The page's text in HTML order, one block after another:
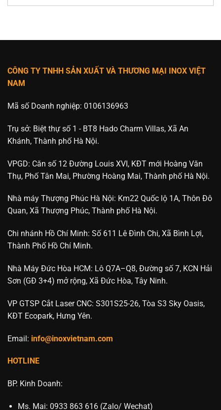
CÔNG TY TNHH SẢN XUẤT VÀ THƯƠNG MẠI INOX VIỆT
NAM
Mã số Doanh nghiệp: 0106136963
Trụ sở: Biệt thự số 1 - BT8 Hado Charm Villas, Xã An
Khánh, Thành phố Hà Nội.
VPGD: Căn số 12 Đường Louis XVI, KĐT mới Hoàng Văn
Thụ, Phố Tân Mai, Phường Hoàng Mai, Thành phố Hà Nội.
Nhà máy Thượng Phúc Hà Nội: Km22 Quốc lộ 1A, Thôn Đô
Quan, Xã Thượng Phúc, Thành phố Hà Nội.
Chi nhánh Hồ Chí Minh: Số 611 Lê Đình Chi, Xã Bình Lợi,
Thành Phố Hồ Chí Minh.
Nhà Máy Đức Hòa HCM: Lô Q7A–Q8, Đường số 7, KCN Hải
Sơn (GĐ 3+4) mở rộng, Xã Đức Hòa, Tây Ninh.
VP GTSP Cắt Laser CNC: S301S25-26, Tòa S3 Sky Oasis,
KĐT Ecopark, Hưng Yên.
Email: info@inoxvietnam.com
HOTLINE
BP. Kinh Doanh:
Ms. Mai: 0933 863 616 (Zalo/ Wechat)